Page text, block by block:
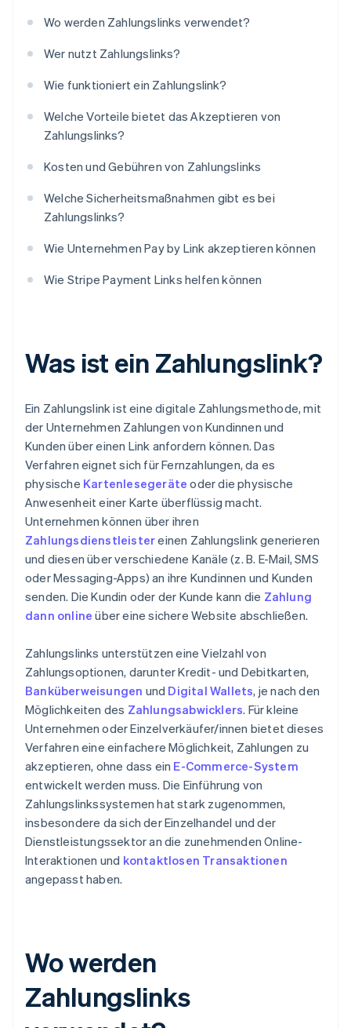
Wo werden Zahlungslinks verwendet?
Wer nutzt Zahlungslinks?
Wie funktioniert ein Zahlungslink?
Welche Vorteile bietet das Akzeptieren von
Zahlungslinks?
Kosten und Gebühren von Zahlungslinks
Welche Sicherheitsmaßnahmen gibt es bei
Zahlungslinks?
Wie Unternehmen Pay by Link akzeptieren können
Wie Stripe Payment Links helfen können
Was ist ein Zahlungslink?
Ein Zahlungslink ist eine digitale Zahlungsmethode, mit
der Unternehmen Zahlungen von Kundinnen und
Kunden über einen Link anfordern können. Das
Verfahren eignet sich für Fernzahlungen, da es
physische Kartenlesegeräte oder die physische
Anwesenheit einer Karte überflüssig macht.
Unternehmen können über ihren
Zahlungsdienstleistereinen Zahlungslink generieren
und diesen über verschiedene Kanäle (z. B. E-Mail, SMS
oder Messaging-Apps) an ihre Kundinnen und Kunden
senden. Die Kundin oder der Kunde kann die Zahlung
dann online über eine sichere Website abschließen.
Zahlungslinks unterstützen eine Vielzahl von
Zahlungsoptionen, darunter Kredit- und Debitkarten,
Banküberweisungen und Digital Wallets, je nach den
Möglichkeiten des Zahlungsabwicklers. Für kleine
Unternehmen oder Einzelverkäufer/innen bietet dieses
Verfahren eine einfachere Möglichkeit, Zahlungen zu
akzeptieren, ohne dass ein E-Commerce-System
entwickelt werden muss. Die Einführung von
Zahlungslinkssystemen hat stark zugenommen,
insbesondere da sich der Einzelhandel und der
Dienstleistungssektor an die zunehmenden Online-
Interaktionen und kontaktlosen Transaktionen
angepasst haben.
Wo werden
Zahlungslinks